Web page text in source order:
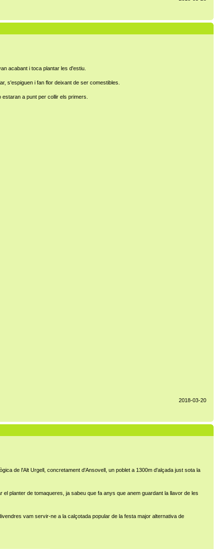
acabant i toca plantar les d'estiu.
s'espiguen i fan flor deixant de ser comestibles.
a punt per collir els primers.
2018-03-20
de l'Alt Urgell, concretament d'Ansovell, un poblet a 1300m d'alçada just sota la
planter de tomaqueres, ja sabeu que fa anys que anem guardant la llavor de les
vam servir-ne a la calçotada popular de la festa major alternativa de